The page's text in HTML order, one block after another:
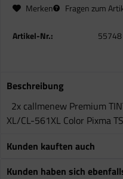
Merken Fragen zum
Artikel-Nr.: 55748
Beschreibung
2x callmenew Premium
XL/CL-561XL Color Pixma
Kunden kauften auch
Kunden haben sich